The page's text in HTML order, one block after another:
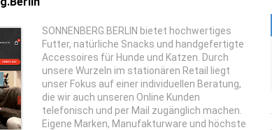
SONNENBERG.BERLIN bietet hochwertiges
Futter, natürliche Snacks und handgefertigte
Accessoires für Hunde und Katzen. Durch
unsere Wurzeln im stationären Retail liegt
unser Fokus auf einer individuellen Beratung,
die wir auch unseren Online Kunden
telefonisch und per Mail zugänglich machen.
Eigene Marken, Manufakturware und höchste